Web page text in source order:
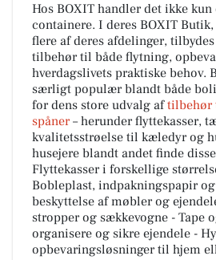
Hos BOXIT handler det ikke
containere. I deres BOXIT
flere af deres afdelinger,
tilbehør til både flytning,
hverdagslivets praktiske behov.
særligt populær blandt både
for dens store udvalg aftilbehør
spåner– herunder flyttekasser,
kvalitetsstrøelse til kæledyr og
husejere blandt andet finde
Flyttekasser i forskellige
Bobleplast, indpakningspapir
beskyttelse af møbler og
stropper og sækkevogne - Tape
organisere og sikre ejendele -
opbevaringsløsninger til hjem